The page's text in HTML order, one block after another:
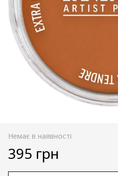
Немає в наявності
395 грн